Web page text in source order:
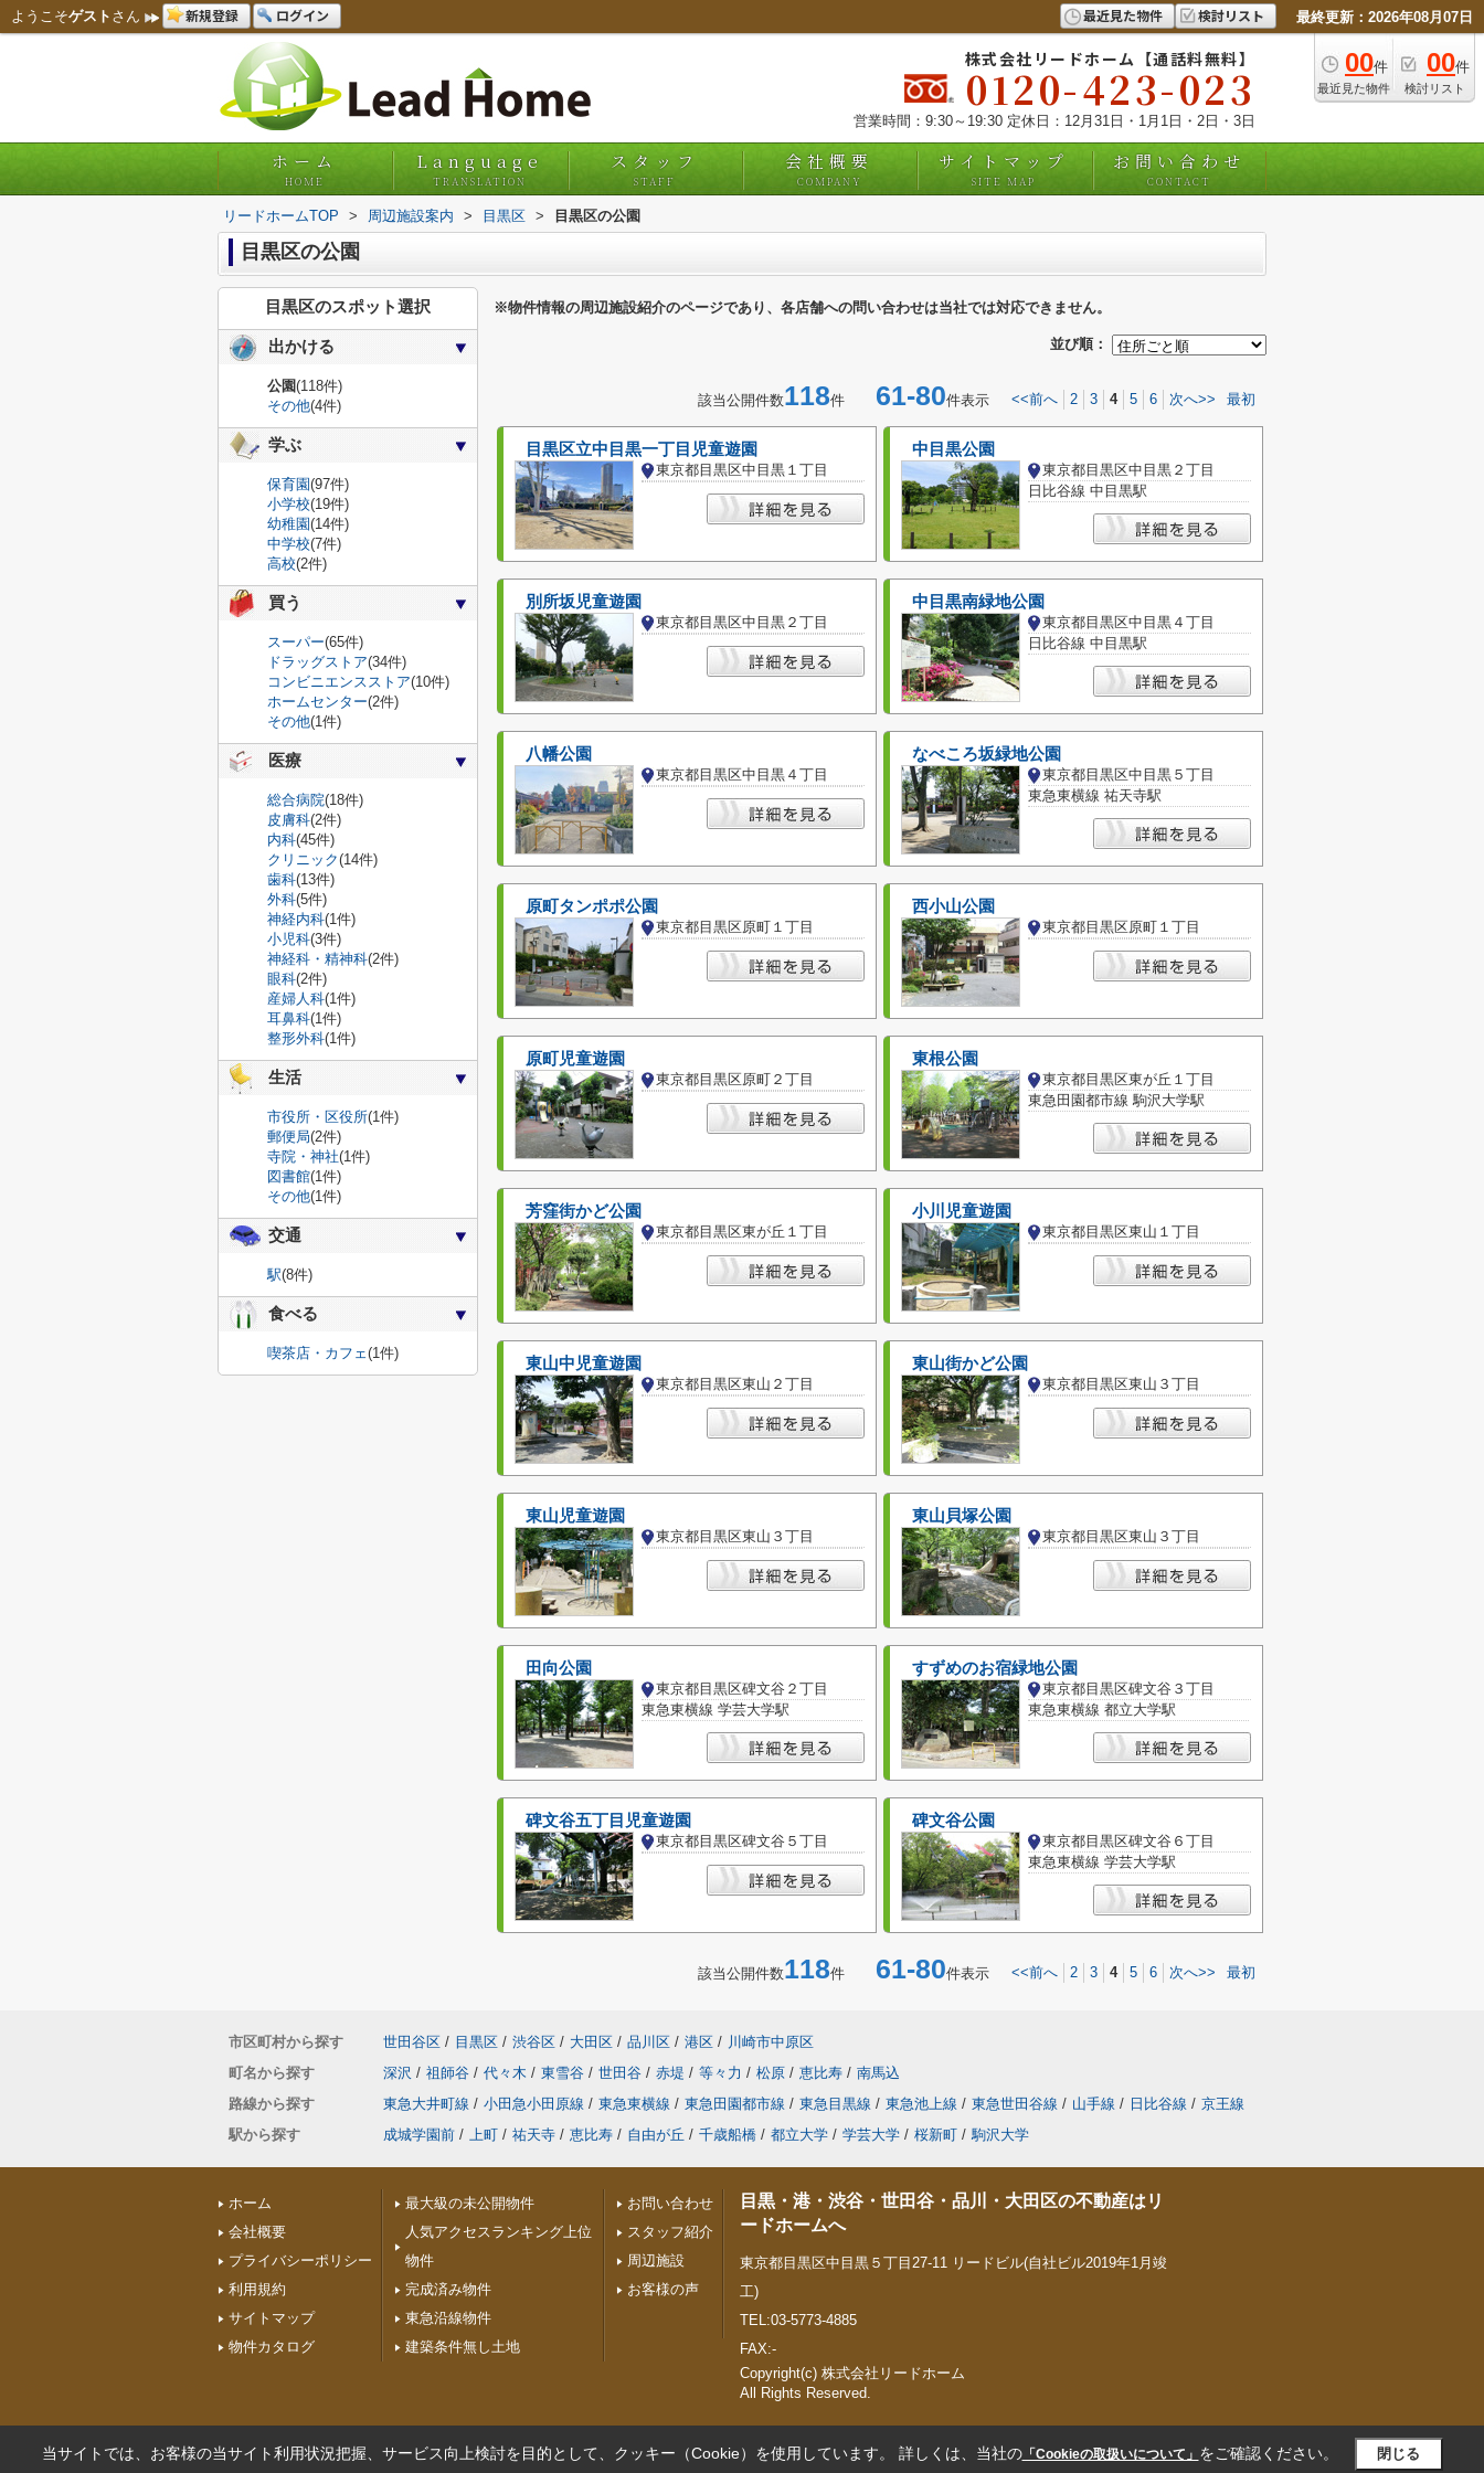
ようこそゲスト さん 新規登録 ログイン 最近見た物件 検討リスト 最終更新：2026年08月07日
00件
最近見た物件
00件
検討リスト
株式会社リードホーム【通話料無料】
0120-423-023
営業時間：9:30～19:30 定休日：12月31日・1月1日・2日・3日
ホーム
HOME
Language
TRANSLATION
スタッフ
STAFF
会社概要
COMPANY
サイトマップ
SITE MAP
お問い合わせ
CONTACT
リードホームTOP > 周辺施設案内 > 目黒区 > 目黒区の公園
目黒区の公園
※物件情報の周辺施設紹介のページであり、各店舗への問い合わせは当社では対応できません。
並び順：
該当公開件数118件 61-80件表示 <<前へ 2 3 4 5 6 次へ>> 最初
目黒区立中目黒一丁目児童遊園
東京都目黒区中目黒１丁目
中目黒公園
東京都目黒区中目黒２丁目
日比谷線 中目黒駅
別所坂児童遊園
東京都目黒区中目黒２丁目
中目黒南緑地公園
東京都目黒区中目黒４丁目
日比谷線 中目黒駅
八幡公園
東京都目黒区中目黒４丁目
なべころ坂緑地公園
東京都目黒区中目黒５丁目
東急東横線 祐天寺駅
原町タンポポ公園
東京都目黒区原町１丁目
西小山公園
東京都目黒区原町１丁目
原町児童遊園
東京都目黒区原町２丁目
東根公園
東京都目黒区東が丘１丁目
東急田園都市線 駒沢大学駅
芳窪街かど公園
東京都目黒区東が丘１丁目
小川児童遊園
東京都目黒区東山１丁目
東山中児童遊園
東京都目黒区東山２丁目
東山街かど公園
東京都目黒区東山３丁目
東山児童遊園
東京都目黒区東山３丁目
東山貝塚公園
東京都目黒区東山３丁目
田向公園
東京都目黒区碑文谷２丁目
東急東横線 学芸大学駅
すずめのお宿緑地公園
東京都目黒区碑文谷３丁目
東急東横線 都立大学駅
碑文谷五丁目児童遊園
東京都目黒区碑文谷５丁目
碑文谷公園
東京都目黒区碑文谷６丁目
東急東横線 学芸大学駅
該当公開件数118件 61-80件表示 <<前へ 2 3 4 5 6 次へ>> 最初
目黒区のスポット選択
出かける
公園(118件)
その他(4件)
学ぶ
保育園(97件)
小学校(19件)
幼稚園(14件)
中学校(7件)
高校(2件)
買う
スーパー(65件)
ドラッグストア(34件)
コンビニエンスストア(10件)
ホームセンター(2件)
その他(1件)
医療
総合病院(18件)
皮膚科(2件)
内科(45件)
クリニック(14件)
歯科(13件)
外科(5件)
神経内科(1件)
小児科(3件)
神経科・精神科(2件)
眼科(2件)
産婦人科(1件)
耳鼻科(1件)
整形外科(1件)
生活
市役所・区役所(1件)
郵便局(2件)
寺院・神社(1件)
図書館(1件)
その他(1件)
交通
駅(8件)
食べる
喫茶店・カフェ(1件)
市区町村から探す 世田谷区 / 目黒区 / 渋谷区 / 大田区 / 品川区 / 港区 / 川崎市中原区
町名から探す
深沢 / 祖師谷 / 代々木 / 東雪谷 / 世田谷 / 赤堤 / 等々力 / 松原 / 恵比寿 / 南馬込
路線から探す
東急大井町線 / 小田急小田原線 / 東急東横線 / 東急田園都市線 / 東急目黒線 / 東急池上線 / 東急世田谷線 / 山手線 / 日比谷線 / 京王線
駅から探す
成城学園前 / 上町 / 祐天寺 / 恵比寿 / 自由が丘 / 千歳船橋 / 都立大学 / 学芸大学 / 桜新町 / 駒沢大学
ホーム
会社概要
プライバシーポリシー
利用規約
サイトマップ
物件カタログ
最大級の未公開物件
人気アクセスランキング上位
物件
完成済み物件
東急沿線物件
建築条件無し土地
お問い合わせ
スタッフ紹介
周辺施設
お客様の声
目黒・港・渋谷・世田谷・品川・大田区の不動産はリ
ードホームへ
東京都目黒区中目黒５丁目27-11 リードビル(自社ビル2019年1月竣
工)
TEL:03-5773-4885
FAX:-
Copyright(c) 株式会社リードホーム
All Rights Reserved.
当サイトでは、お客様の当サイト利用状況把握、サービス向上検討を目的として、クッキー（Cookie）を使用しています。 詳しくは、当社の「Cookieの取扱いについて」 をご確認ください。 閉じる